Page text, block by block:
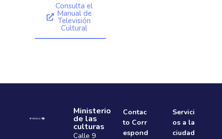
Consulta el
Manual de
Televisión
Cultural
Ministerio
de las
culturas
Calle 9
Contac
to Corr
espond
Servici
os a la
ciudad